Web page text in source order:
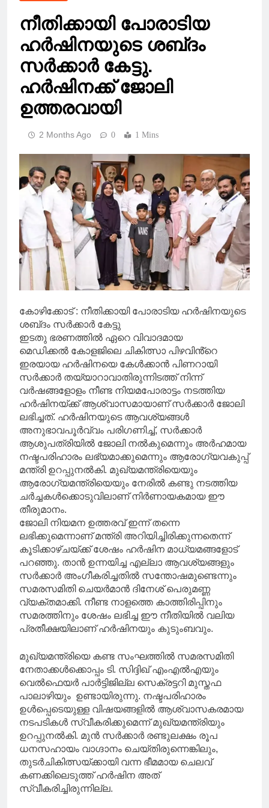
നീതിക്കായി പോരാടിയ
ഹർഷിനയുടെ ശബ്‌ദം
സർക്കാർ കേട്ടു.
ഹർഷിനക്ക് ജോലി
ഉത്തരവായി
2 Months Ago 0 1 Mins
കോഴിക്കോട് : നീതിക്കായി പോരാടിയ ഹർഷിനയുടെ
ശബ്‌ദം സർക്കാർ കേട്ടു
ഇടതു ഭരണത്തിൽ ഏറെ വിവാദമായ
മെഡിക്കൽ കോളജിലെ ചികിത്സാ പിഴവിൻ്റെ
ഇരയായ ഹർഷിനയെ കേൾക്കാൻ പിണറായി
സർക്കാർ തയ്യാറാവാതിരുന്നിടത്ത് നിന്ന്
വർഷങ്ങളോളം നീണ്ട നിയമപോരാട്ടം നടത്തിയ
ഹർഷിനയ്ക്ക് ആശ്വാസമായാണ് സർക്കാർ ജോലി
ലഭിച്ചത്. ഹർഷിനയുടെ ആവശ്യങ്ങൾ
അനുഭാവപൂർവ്വം പരിഗണിച്ച്, സർക്കാർ
ആശുപത്രിയിൽ ജോലി നൽകുമെന്നും അർഹമായ
നഷ്ടപരിഹാരം ലഭ്യമാക്കുമെന്നും ആരോഗ്യവകുപ്പ്
മന്ത്രി ഉറപ്പുനൽകി. മുഖ്യമന്ത്രിയെയും
ആരോഗ്യമന്ത്രിയെയും നേരിൽ കണ്ടു നടത്തിയ
ചർച്ചകൾക്കൊടുവിലാണ് നിർണായകമായ ഈ
തീരുമാനം.
ജോലി നിയമന ഉത്തരവ് ഇന്ന് തന്നെ
ലഭിക്കുമെന്നാണ് മന്ത്രി അറിയിച്ചിരിക്കുന്നതെന്ന്
കൂടിക്കാഴ്ചയ്ക്ക് ശേഷം ഹർഷിന മാധ്യമങ്ങളോട്
പറഞ്ഞു. താൻ ഉന്നയിച്ച എല്ലാ ആവശ്യങ്ങളും
സർക്കാർ അംഗീകരിച്ചതിൽ സന്തോഷമുണ്ടെന്നും
സമരസമിതി ചെയർമാൻ ദിനേശ് പെരുമണ്ണ
വ്യക്തമാക്കി. നീണ്ട നാളത്തെ കാത്തിരിപ്പിനും
സമരത്തിനും ശേഷം ലഭിച്ച ഈ നീതിയിൽ വലിയ
പ്രതീക്ഷയിലാണ് ഹർഷിനയും കുടുംബവും.
മുഖ്യമന്ത്രിയെ കണ്ട സംഘത്തിൽ സമരസമിതി
നേതാക്കൾക്കൊപ്പം ടി. സിദ്ദിഖ് എംഎൽഎയും
വെൽഫെയർ പാർട്ടിജില്ല സെക്രട്ടറി മുസ്തഫ
പാലാഴിയും ഉണ്ടായിരുന്നു. നഷ്ടപരിഹാരം
ഉൾപ്പെടെയുള്ള വിഷയങ്ങളിൽ ആശ്വാസകരമായ
നടപടികൾ സ്വീകരിക്കുമെന്ന് മുഖ്യമന്ത്രിയും
ഉറപ്പുനൽകി. മുൻ സർക്കാർ രണ്ടുലക്ഷം രൂപ
ധനസഹായം വാഗ്ദാനം ചെയ്തിരുന്നെങ്കിലും,
തുടർചികിത്സയ്ക്കായി വന്ന ഭീമമായ ചെലവ്
കണക്കിലെടുത്ത് ഹർഷിന അത്
സ്വീകരിച്ചിരുന്നില്ല.